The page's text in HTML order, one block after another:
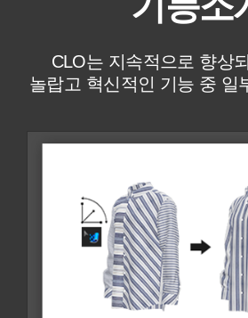
CLO는 지속적으로 향상
놀랍고 혁신적인 기능 중 일